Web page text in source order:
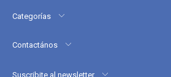
Categorías
Contactános
Suscribite al newsletter